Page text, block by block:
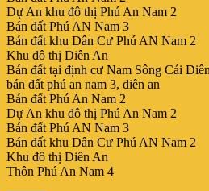
Dự An khu đô thị Phú An Nam 2
Bán đất Phú AN Nam 3
Bán đất khu Dân Cư Phú AN Nam 2
Khu đô thị Diên An
Bán đất tại định cư Nam Sông Cái
bán đất phú an nam 3, diên an
Bán đất Phú An Nam 2
Dự An khu đô thị Phú An Nam 2
Bán đất Phú AN Nam 3
Bán đất khu Dân Cư Phú AN Nam 2
Khu đô thị Diên An
Thôn Phú An Nam 4